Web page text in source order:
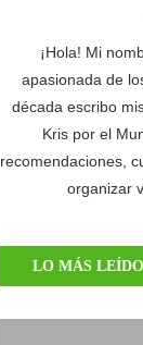
¡Hola! Mi
apasionada de
década escribo
Kris por el
recomendaciones,
organizar
LO MÁS